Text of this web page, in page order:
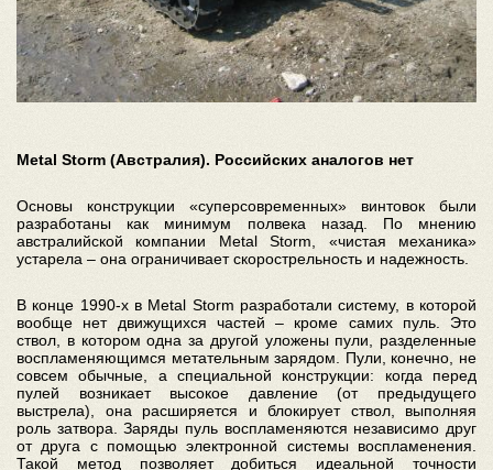
Metal Storm (Австралия). Российских аналогов нет
Основы конструкции «суперсовременных» винтовок были
разработаны как минимум полвека назад. По мнению
австралийской компании Metal Storm, «чистая механика»
устарела – она ограничивает скорострельность и надежность.
В конце 1990-х в Metal Storm разработали систему, в которой
вообще нет движущихся частей – кроме самих пуль. Это
ствол, в котором одна за другой уложены пули, разделенные
воспламеняющимся метательным зарядом. Пули, конечно, не
совсем обычные, а специальной конструкции: когда перед
пулей возникает высокое давление (от предыдущего
выстрела), она расширяется и блокирует ствол, выполняя
роль затвора. Заряды пуль воспламеняются независимо друг
от друга с помощью электронной системы воспламенения.
Такой метод позволяет добиться идеальной точности